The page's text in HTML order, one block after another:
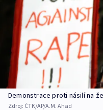
Demonstrace proti násilí na
Zdroj: ČTK/AP/A.M. Ahad